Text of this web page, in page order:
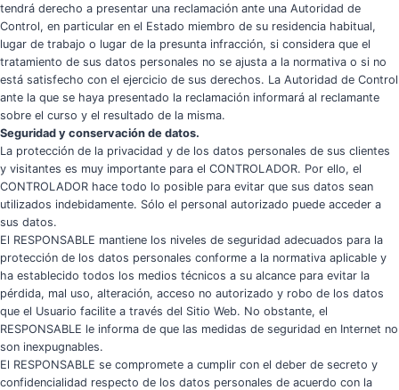
tendrá derecho a presentar una reclamación ante una Autoridad de
Control, en particular en el Estado miembro de su residencia habitual,
lugar de trabajo o lugar de la presunta infracción, si considera que el
tratamiento de sus datos personales no se ajusta a la normativa o si no
está satisfecho con el ejercicio de sus derechos. La Autoridad de Control
ante la que se haya presentado la reclamación informará al reclamante
sobre el curso y el resultado de la misma.
Seguridad y conservación de datos.
La protección de la privacidad y de los datos personales de sus clientes
y visitantes es muy importante para el CONTROLADOR. Por ello, el
CONTROLADOR hace todo lo posible para evitar que sus datos sean
utilizados indebidamente. Sólo el personal autorizado puede acceder a
sus datos.
El RESPONSABLE mantiene los niveles de seguridad adecuados para la
protección de los datos personales conforme a la normativa aplicable y
ha establecido todos los medios técnicos a su alcance para evitar la
pérdida, mal uso, alteración, acceso no autorizado y robo de los datos
que el Usuario facilite a través del Sitio Web. No obstante, el
RESPONSABLE le informa de que las medidas de seguridad en Internet no
son inexpugnables.
El RESPONSABLE se compromete a cumplir con el deber de secreto y
confidencialidad respecto de los datos personales de acuerdo con la